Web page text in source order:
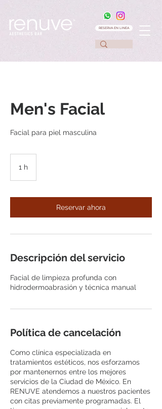
RESERVA EN LINEA
Men's Facial
Facial para piel masculina
1 h
Reservar ahora
Descripción del servicio
Facial de limpieza profunda con
hidrodermoabrasión y técnica manual
Política de cancelación
Como clínica especializada en
tratamientos estéticos, nos esforzamos
por mantenernos entre los mejores
servicios de la Ciudad de México. En
RENUVE atendemos a nuestros pacientes
con citas previamente programadas. El